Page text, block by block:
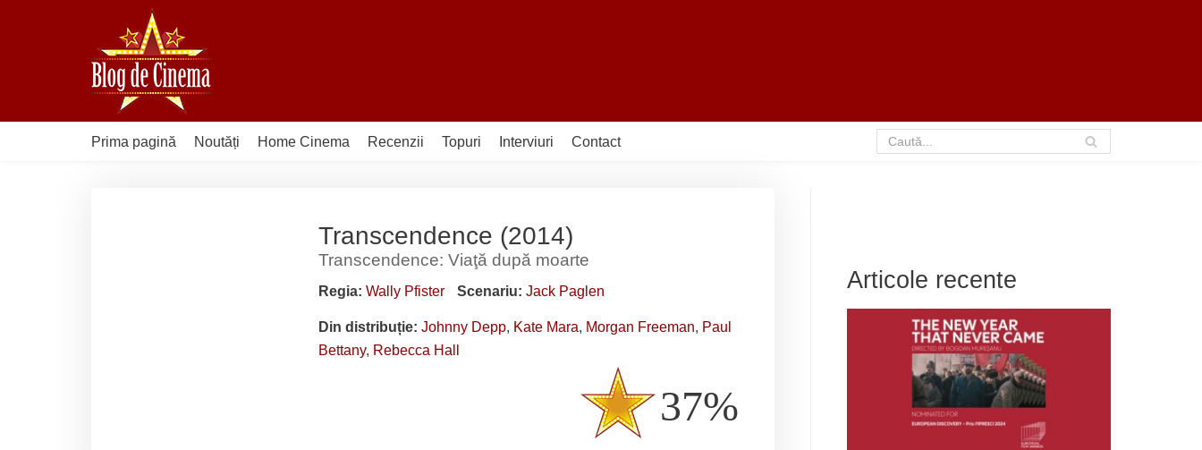
Prima pagină Noutăți Home Cinema Recenzii Topuri Interviuri Contact
Transcendence (2014)
Transcendence: Viaţă după moarte
Regia: Wally Pfister Scenariu: Jack Paglen
Din distribuție: Johnny Depp, Kate Mara, Morgan Freeman, Paul
Bettany, Rebecca Hall
37%
Articole recente